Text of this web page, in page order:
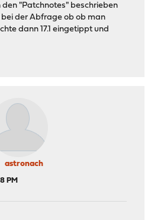
den "Patchnotes" beschrieben
der Abfrage ob ob man
dann 17.1 eingetippt und
astronach
PM